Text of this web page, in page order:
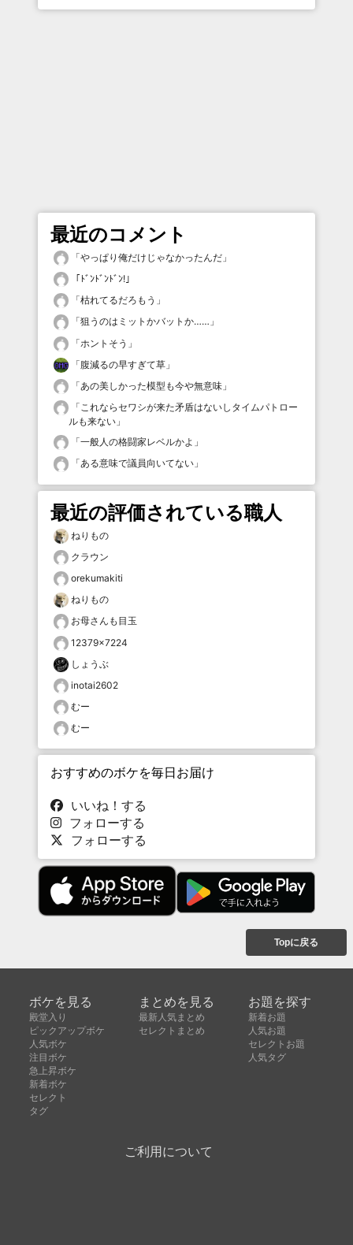
最近のコメント
「やっぱり俺だけじゃなかったんだ 」
「 ﾄﾞﾝﾄﾞﾝﾄﾞﾝ! 」
「枯れてるだろもう 」
「狙うのはミットかバットか…… 」
「ホントそう 」
「腹減るの早すぎて草 」
「あの美しかった模型も今や無意味 」
「これならセワシが来た矛盾はないしタイムパトロー
ルも来ない 」
「一般人の格闘家レベルかよ 」
「ある意味で議員向いてない 」
最近の評価されている職人
ねりもの
クラウン
orekumakiti
ねりもの
お母さんも目玉
12379×7224
しょうぶ
inotai2602
むー
むー
おすすめのボケを毎日お届け
いいね！する
フォローする
フォローする
Topに戻る
ボケを見る
殿堂入り
ピックアップボケ
人気ボケ
注目ボケ
急上昇ボケ
新着ボケ
セレクト
タグ
まとめを見る
最新人気まとめ
セレクトまとめ
お題を探す
新着お題
人気お題
セレクトお題
人気タグ
ご利用について